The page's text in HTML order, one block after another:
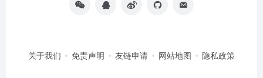
关于我们 免责声明 友链申请 网站地图 隐私政策